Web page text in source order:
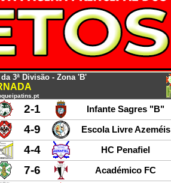
3ª Divisão - Zona 'B'
2-1 Infante Sagres "B"
4-9 Escola Livre Azeméis
4-4 HC Penafiel
7-6 Académico FC